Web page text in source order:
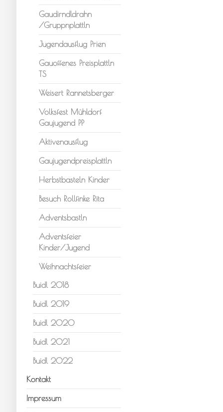
Gaudirndldrahn
/Gruppnplattln
Jugendausflug Prien
Gauoffenes Preisplattln
TS
Weisert Rannetsberger
Volksfest Mühldorf
Gaujugend PP
Aktivenausflug
Gaujugendpreisplattln
Herbstbasteln Kinder
Besuch Rollfinke Rita
Adventsbastln
Adventsfeier
Kinder/Jugend
Weihnachtsfeier
Buidl 2018
Buidl 2019
Buidl 2020
Buidl 2021
Buidl 2022
Kontakt
Impressum